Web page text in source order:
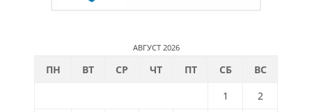
АВГУСТ 2026
ПН ВТ СР ЧТ ПТ СБ
ВС
1
2